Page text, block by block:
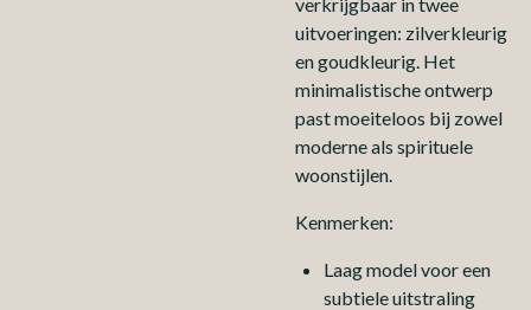
uitvoeringen: zilverkleurig
en goudkleurig. Het
minimalistische ontwerp
past moeiteloos bij zowel
moderne als spirituele
woonstijlen.
Kenmerken:
Laag model voor een
subtiele uitstraling